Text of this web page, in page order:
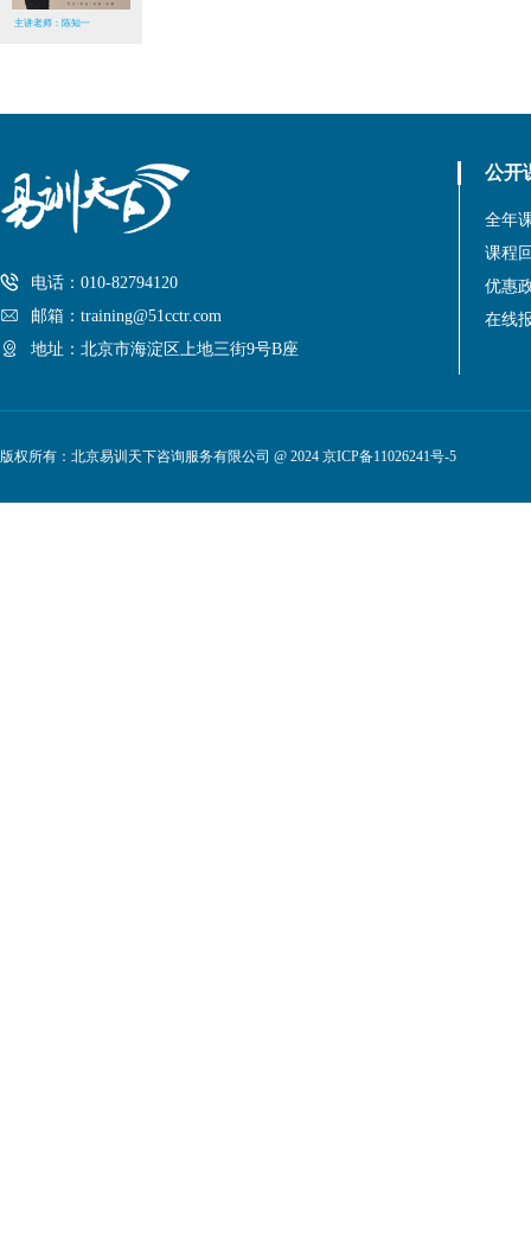
主讲老师：陈知一
电话：010-82794120
邮箱：training@51cctr.com
地址：北京市海淀区上地三街9号B座
公开
全年
课程
优惠
在线
版权所有：北京易训天下咨询服务有限公司 @ 2024 京ICP备11026241号-5